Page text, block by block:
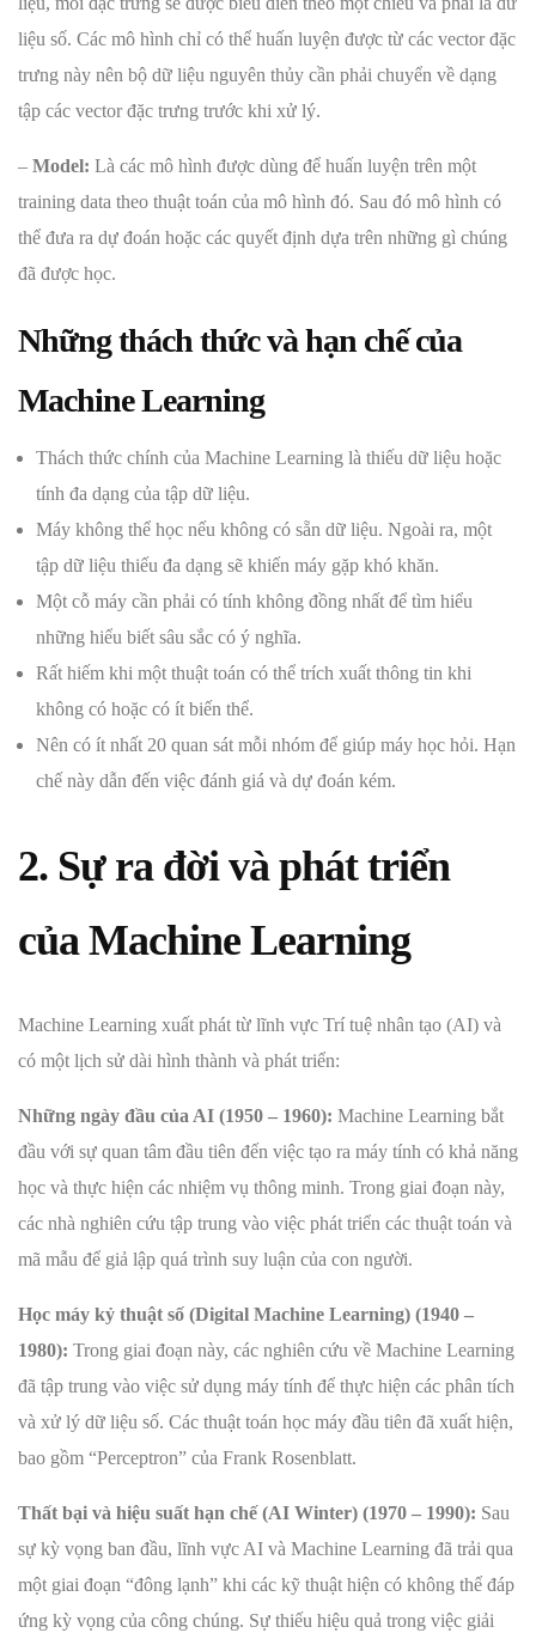
liệu số. Các mô hình chỉ có thể huấn luyện được từ các vector đặc
trưng này nên bộ dữ liệu nguyên thủy cần phải chuyển về dạng
tập các vector đặc trưng trước khi xử lý.
– Model: Là các mô hình được dùng để huấn luyện trên một
training data theo thuật toán của mô hình đó. Sau đó mô hình có
thể đưa ra dự đoán hoặc các quyết định dựa trên những gì chúng
đã được học.
Những thách thức và hạn chế của
Machine Learning
Thách thức chính của Machine Learning là thiếu dữ liệu hoặc
tính đa dạng của tập dữ liệu.
Máy không thể học nếu không có sẵn dữ liệu. Ngoài ra, một
tập dữ liệu thiếu đa dạng sẽ khiến máy gặp khó khăn.
Một cỗ máy cần phải có tính không đồng nhất để tìm hiểu
những hiểu biết sâu sắc có ý nghĩa.
Rất hiếm khi một thuật toán có thể trích xuất thông tin khi
không có hoặc có ít biến thể.
Nên có ít nhất 20 quan sát mỗi nhóm để giúp máy học hỏi. Hạn
chế này dẫn đến việc đánh giá và dự đoán kém.
2. Sự ra đời và phát triển
của Machine Learning
Machine Learning xuất phát từ lĩnh vực Trí tuệ nhân tạo (AI) và
có một lịch sử dài hình thành và phát triển:
Những ngày đầu của AI (1950 – 1960): Machine Learning bắt
đầu với sự quan tâm đầu tiên đến việc tạo ra máy tính có khả năng
học và thực hiện các nhiệm vụ thông minh. Trong giai đoạn này,
các nhà nghiên cứu tập trung vào việc phát triển các thuật toán và
mã mẫu để giả lập quá trình suy luận của con người.
Học máy kỷ thuật số (Digital Machine Learning) (1940 –
1980): Trong giai đoạn này, các nghiên cứu về Machine Learning
đã tập trung vào việc sử dụng máy tính để thực hiện các phân tích
và xử lý dữ liệu số. Các thuật toán học máy đầu tiên đã xuất hiện,
bao gồm “Perceptron” của Frank Rosenblatt.
Thất bại và hiệu suất hạn chế (AI Winter) (1970 – 1990): Sau
sự kỳ vọng ban đầu, lĩnh vực AI và Machine Learning đã trải qua
một giai đoạn “đông lạnh” khi các kỹ thuật hiện có không thể đáp
ứng kỳ vọng của công chúng. Sự thiếu hiệu quả trong việc giải